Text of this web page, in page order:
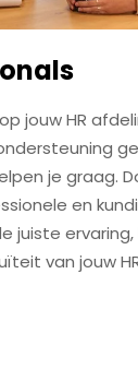
jouw HR
je graag.
en
juiste
van jouw